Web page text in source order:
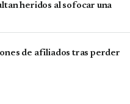
heridos al sofocar una
de afiliados tras perder